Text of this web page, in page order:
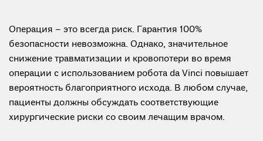
Операция – это всегда риск. Гарантия 100%
безопасности невозможна. Однако, значительное
снижение травматизации и кровопотери во время
операции с использованием робота da Vinci повышает
вероятность благоприятного исхода. В любом случае,
пациенты должны обсуждать соответствующие
хирургические риски со своим лечащим врачом.